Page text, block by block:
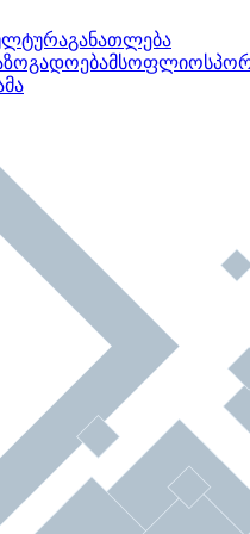
განათლება
მსოფლიო